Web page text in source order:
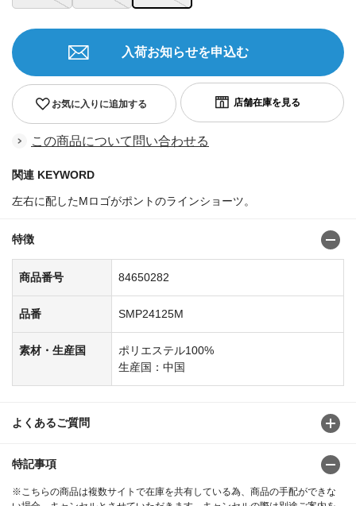
お気に入りに追加する
入荷お知らせを申込む
この商品について問い合わせる
関連 KEYWORD
左右に配したMロゴがポントのラインショーツ。
特徴
商品番号 84650282
品番 SMP24125M
素材・生産国
ポリエステル100%
生産国：中国
よくあるご質問
特記事項
※こちらの商品は複数サイトで在庫を共有している為、商品の手配ができな